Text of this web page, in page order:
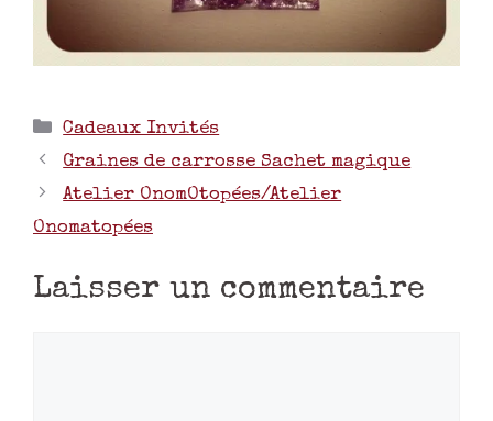
Cadeaux Invités
Graines de carrosse Sachet magique
Atelier OnomOtopées/Atelier
Onomatopées
Laisser un commentaire